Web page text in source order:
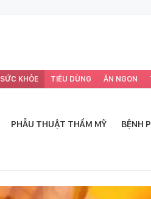
SỨC KHỎE TIÊU DÙNG ĂN NGON
PHẪU THUẬT THẨM MỸ BỆNH